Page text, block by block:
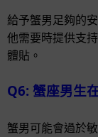
給予蟹男足夠的
他需要時提供支
體貼。
Q6: 蟹座男生
蟹男可能會過於